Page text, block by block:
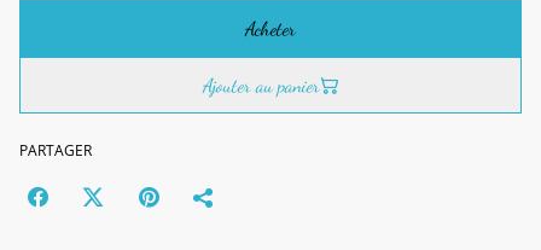
Acheter
Ajouter au panier
PARTAGER